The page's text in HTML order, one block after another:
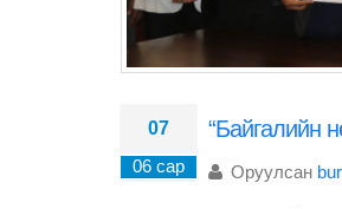
07
06 сар
“Байгалийн
Оруулсан